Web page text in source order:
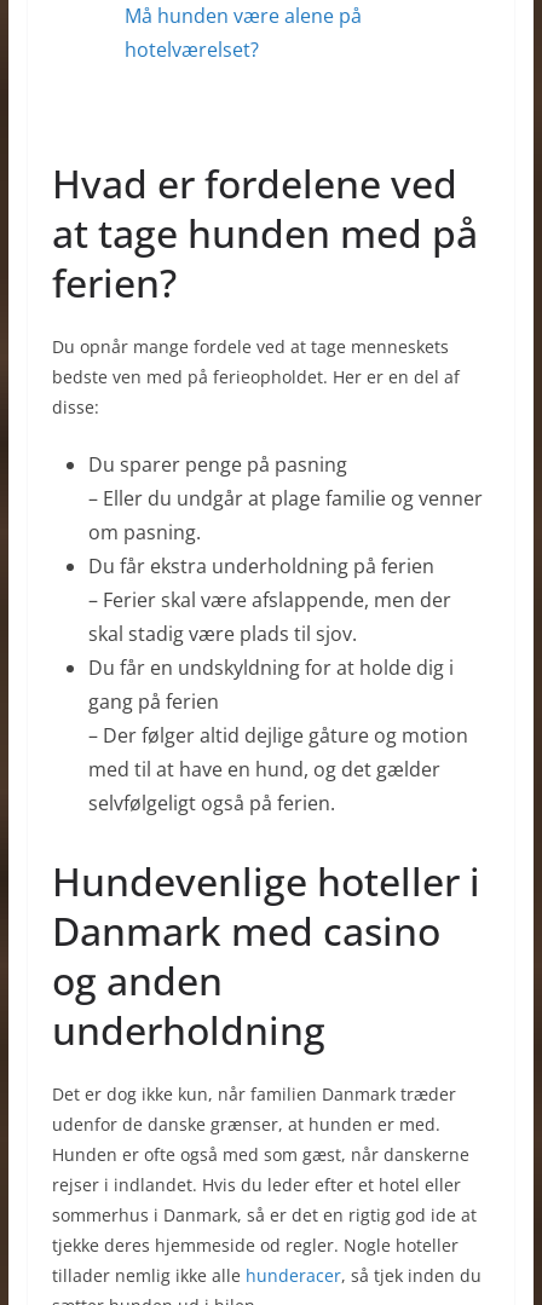
Må hunden være alene på
hotelværelset?
Hvad er fordelene ved
at tage hunden med på
ferien?
Du opnår mange fordele ved at tage menneskets
bedste ven med på ferieopholdet. Her er en del af
disse:
Du sparer penge på pasning
– Eller du undgår at plage familie og venner
om pasning.
Du får ekstra underholdning på ferien
– Ferier skal være afslappende, men der
skal stadig være plads til sjov.
Du får en undskyldning for at holde dig i
gang på ferien
– Der følger altid dejlige gåture og motion
med til at have en hund, og det gælder
selvfølgeligt også på ferien.
Hundevenlige hoteller i
Danmark med casino
og anden
underholdning
Det er dog ikke kun, når familien Danmark træder
udenfor de danske grænser, at hunden er med.
Hunden er ofte også med som gæst, når danskerne
rejser i indlandet. Hvis du leder efter et hotel eller
sommerhus i Danmark, så er det en rigtig god ide at
tjekke deres hjemmeside od regler. Nogle hoteller
tillader nemlig ikke alle hunderacer, så tjek inden du